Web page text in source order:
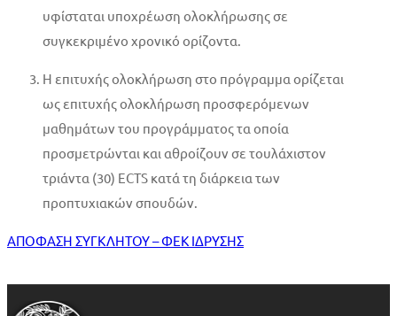
υφίσταται υποχρέωση ολοκλήρωσης σε
συγκεκριμένο χρονικό ορίζοντα.
Η επιτυχής ολοκλήρωση στο πρόγραμμα ορίζεται
ως επιτυχής ολοκλήρωση προσφερόμενων
μαθημάτων του προγράμματος τα οποία
προσμετρώνται και αθροίζουν σε τουλάχιστον
τριάντα (30) ECTS κατά τη διάρκεια των
προπτυχιακών σπουδών.
ΑΠΟΦΑΣΗ ΣΥΓΚΛΗΤΟΥ – ΦΕΚ ΙΔΡΥΣΗΣ